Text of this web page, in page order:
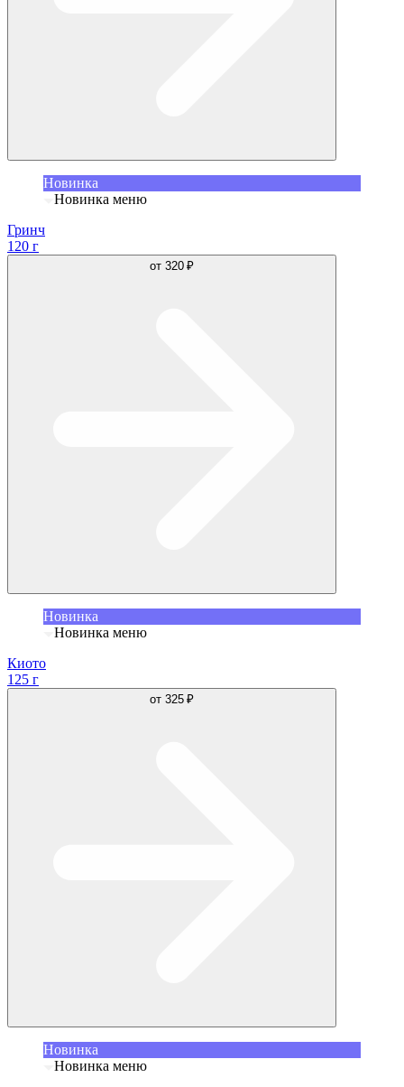
Новинка
Новинка меню
Гринч
120 г
от 320 ₽
Новинка
Новинка меню
Киото
125 г
от 325 ₽
Новинка
Новинка меню